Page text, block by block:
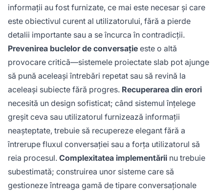
informații au fost furnizate, ce mai este necesar și care
este obiectivul curent al utilizatorului, fără a pierde
detalii importante sau a se încurca în contradicții.
Prevenirea buclelor de conversație este o altă
provocare critică—sistemele proiectate slab pot ajunge
să pună aceleași întrebări repetat sau să revină la
aceleași subiecte fără progres. Recuperarea din erori
necesită un design sofisticat; când sistemul înțelege
greșit ceva sau utilizatorul furnizează informații
neașteptate, trebuie să recupereze elegant fără a
întrerupe fluxul conversației sau a forța utilizatorul să
reia procesul. Complexitatea implementării nu trebuie
subestimată; construirea unor sisteme care să
gestioneze întreaga gamă de tipare conversaționale